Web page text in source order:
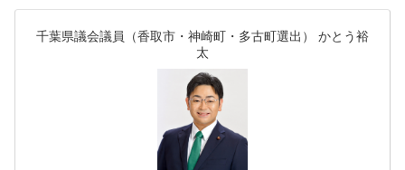
千葉県議会議員（香取市・神崎町・多古町選出） かとう裕
太